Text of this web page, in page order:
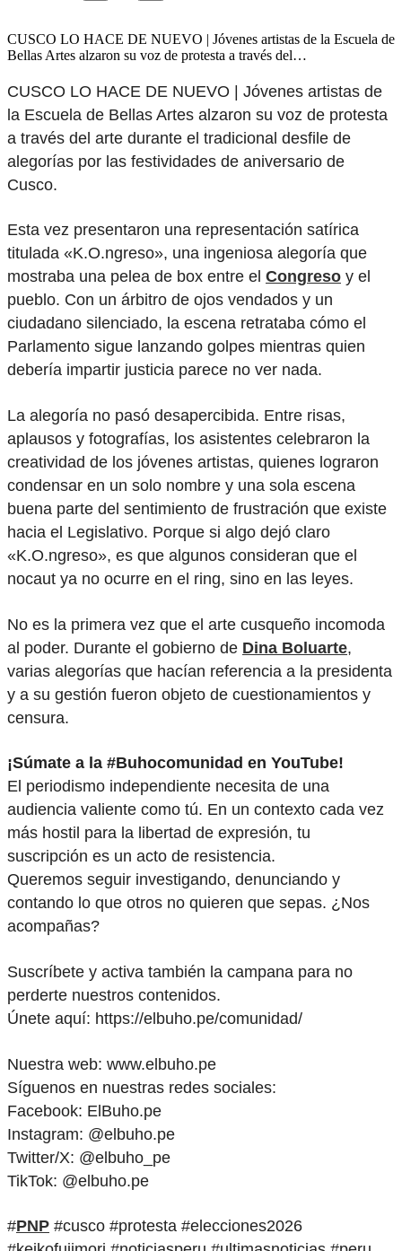
CUSCO LO HACE DE NUEVO | Jóvenes artistas de la Escuela de
Bellas Artes alzaron su voz de protesta a través del…
CUSCO LO HACE DE NUEVO | Jóvenes artistas de
la Escuela de Bellas Artes alzaron su voz de protesta
a través del arte durante el tradicional desfile de
alegorías por las festividades de aniversario de
Cusco.
Esta vez presentaron una representación satírica
titulada «K.O.ngreso», una ingeniosa alegoría que
mostraba una pelea de box entre el Congreso y el
pueblo. Con un árbitro de ojos vendados y un
ciudadano silenciado, la escena retrataba cómo el
Parlamento sigue lanzando golpes mientras quien
debería impartir justicia parece no ver nada.
La alegoría no pasó desapercibida. Entre risas,
aplausos y fotografías, los asistentes celebraron la
creatividad de los jóvenes artistas, quienes lograron
condensar en un solo nombre y una sola escena
buena parte del sentimiento de frustración que existe
hacia el Legislativo. Porque si algo dejó claro
«K.O.ngreso», es que algunos consideran que el
nocaut ya no ocurre en el ring, sino en las leyes.
No es la primera vez que el arte cusqueño incomoda
al poder. Durante el gobierno de Dina Boluarte,
varias alegorías que hacían referencia a la presidenta
y a su gestión fueron objeto de cuestionamientos y
censura.
¡Súmate a la #Buhocomunidad en YouTube!
El periodismo independiente necesita de una
audiencia valiente como tú. En un contexto cada vez
más hostil para la libertad de expresión, tu
suscripción es un acto de resistencia.
Queremos seguir investigando, denunciando y
contando lo que otros no quieren que sepas. ¿Nos
acompañas?
Suscríbete y activa también la campana para no
perderte nuestros contenidos.
Únete aquí: https://elbuho.pe/comunidad/
Nuestra web: www.elbuho.pe
Síguenos en nuestras redes sociales:
Facebook: ElBuho.pe
Instagram: @elbuho.pe
Twitter/X: @elbuho_pe
TikTok: @elbuho.pe
#PNP #cusco #protesta #elecciones2026